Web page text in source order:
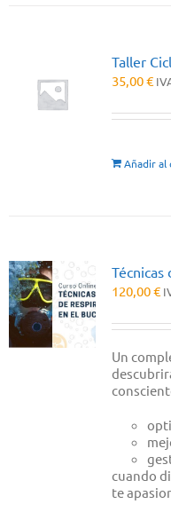
Taller
35,00€
Añadir al
Técnicas
120,00€
Un
cuando
te